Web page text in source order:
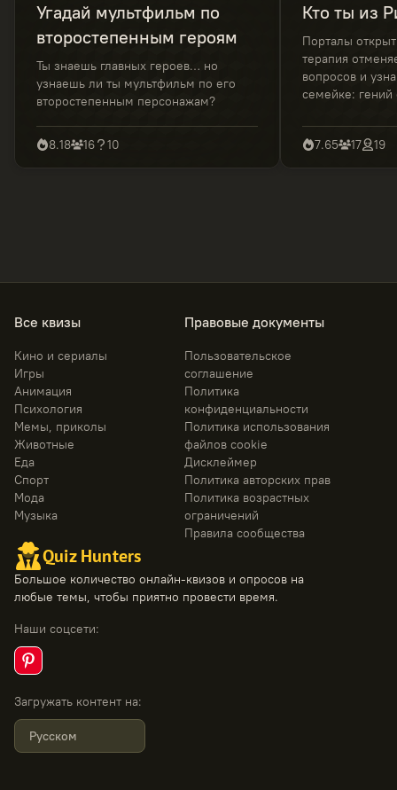
Угадай мультфильм по
второстепенным героям
Ты знаешь главных героев… но
узнаешь ли ты мультфильм по его
второстепенным персонажам?
8.18 16 10
Кто ты из
Порталы
терапия
вопросов и
семейке:
рациональный
мастер
7.65 17 19
Quiz Hunters
Большое количество онлайн-квизов и опросов на
любые темы, чтобы приятно провести время.
Наши соцсети:
Загружать контент на:
Русском
Все квизы
Кино и сериалы
Игры
Анимация
Психология
Мемы, приколы
Животные
Еда
Спорт
Мода
Музыка
Правовые документы
Пользовательское
соглашение
Политика
конфиденциальности
Политика использования
файлов cookie
Дисклеймер
Политика авторских прав
Политика возрастных
ограничений
Правила сообщества